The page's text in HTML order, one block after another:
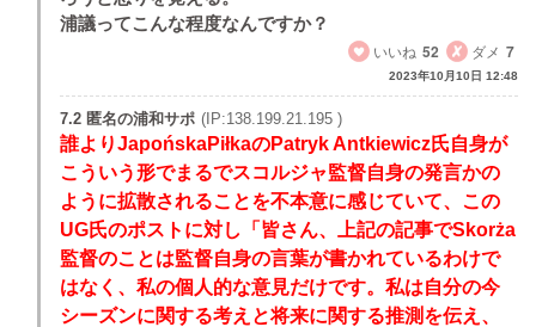
浦議ってこんな程度なんですか？
いいね 52 ダメ 7
2023年10月10日 12:48
7.2 匿名の浦和サポ (IP:138.199.21.195 )
誰よりJapońskaPiłkaのPatryk Antkiewicz氏自身が
こういう形でまるでスコルジャ監督自身の発言かの
ように拡散されることを不本意に感じていて、この
UG氏のポストに対し「皆さん、上記の記事でSkorża
監督のことは監督自身の言葉が書かれているわけで
はなく、私の個人的な意見だけです。私は自分の今
シーズンに関する考えと将来に関する推測を伝え、